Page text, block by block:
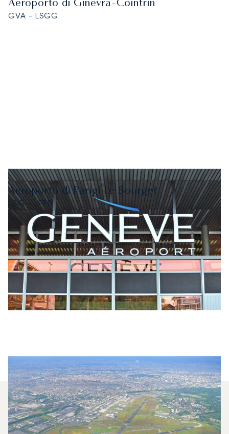
Aeroporto di Ginevra-Cointrin
GVA - LSGG
Aeroporto di Parigi Le Bourget
LBG - LFPB
Quali Jet Privati Vengono